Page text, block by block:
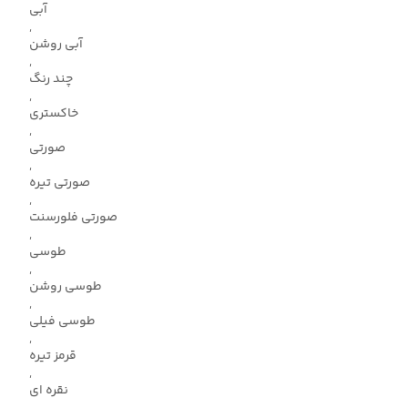
آبی
,
آبی روشن
,
چند رنگ
,
خاکستری
,
صورتی
,
صورتی تیره
,
صورتی فلورسنت
,
طوسی
,
طوسی روشن
,
طوسی فیلی
,
قرمز تیره
,
نقره ای